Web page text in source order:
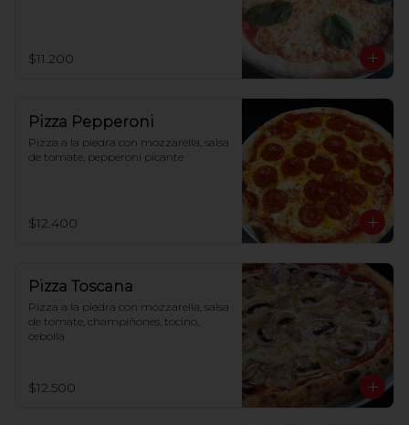
$11.200
Pizza Pepperoni
Pizza a la piedra con mozzarella, salsa
de tomate, pepperoni picante
$12.400
Pizza Toscana
Pizza a la piedra con mozzarella, salsa
de tomate, champiñones, tocino,
cebolla
$12.500